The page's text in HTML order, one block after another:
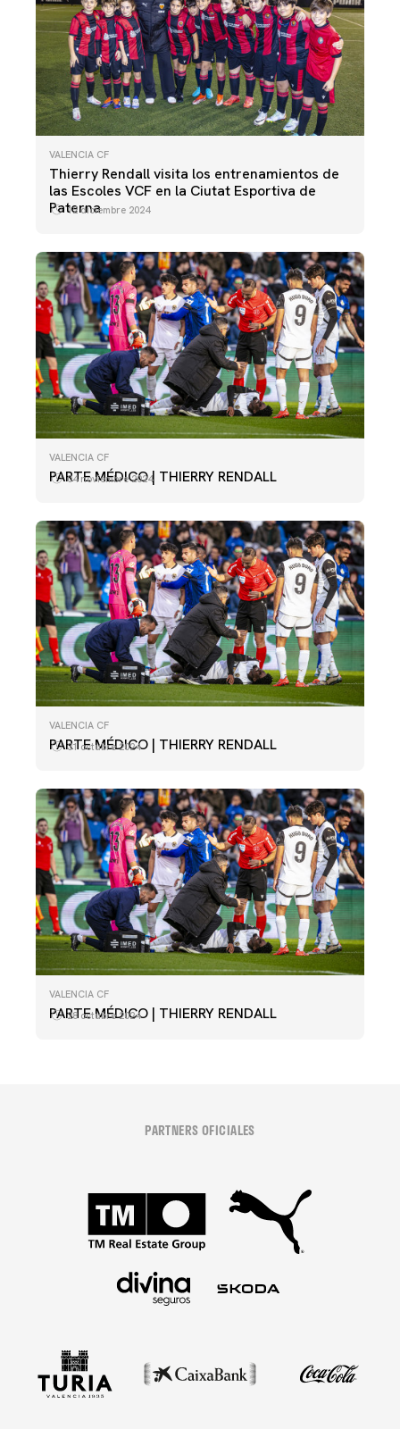
VALENCIA CF
Thierry Rendall visita los entrenamientos de
las Escoles VCF en la Ciutat Esportiva de
Paterna
12 diciembre 2024
VALENCIA CF
PARTE MÉDICO | THIERRY RENDALL
04 noviembre 2024
VALENCIA CF
PARTE MÉDICO | THIERRY RENDALL
31 octubre 2024
VALENCIA CF
PARTE MÉDICO | THIERRY RENDALL
28 octubre 2024
PARTNERS OFICIALES